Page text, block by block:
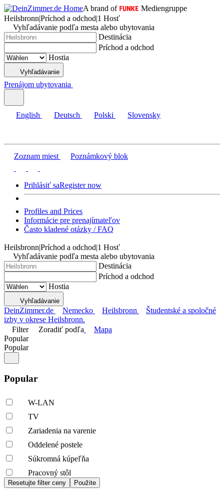
A brand of
Mediengruppe
Heilsbronn|Príchod a odchod|1 Hosť
Vyhľadávanie podľa mesta alebo ubytovania
Destinácia
Príchod a odchod
Hostia
Vyhľadávanie
Prenájom ubytovania
English Deutsch Polski Slovensky
Zoznam miest Poznámkový blok
Prihlásiť saRegister now
Profiles and Prices
Informácie pre prenajímateľov
Často kladené otázky / FAQ
Heilsbronn|Príchod a odchod|1 Hosť
Vyhľadávanie podľa mesta alebo ubytovania
Destinácia
Príchod a odchod
Hostia
Vyhľadávanie
DeinZimmer.de Nemecko Heilsbronn
Študentské a spoločné
izby v okrese Heilsbronn.
Filter
Zoradiť podľa
Mapa
Popular
Popular
Popular
W-LAN
TV
Zariadenia na varenie
Oddelené postele
Súkromná kúpeľňa
Pracovný stôl